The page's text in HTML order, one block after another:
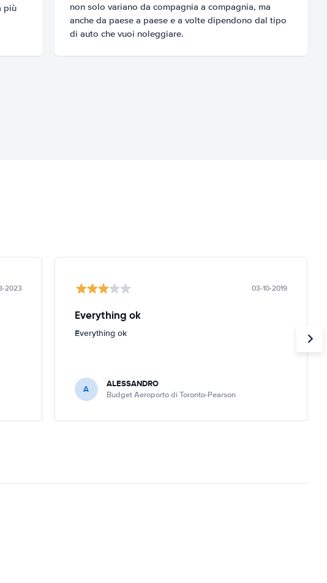
più
non solo variano da compagnia a compagnia, ma
anche da paese a paese e a volte dipendono dal tipo
di auto che vuoi noleggiare.
2023 03-10-2019
Everything ok
Everything ok
A ALESSANDRO
Budget Aeroporto di Toronto-Pearson